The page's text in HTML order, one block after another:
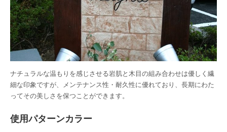
ナチュラルな温もりを感じさせる岩肌と木目の組み合わせは優しく繊
細な印象ですが、メンテナンス性・耐久性に優れており、長期にわた
ってその美しさを保つことができます。
使用パターンカラー